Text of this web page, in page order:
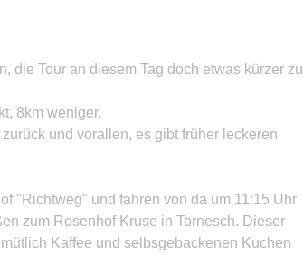
die Tour an diesem Tag doch etwas kürzer zu
8km weniger.
und vorallen, es gibt früher leckeren
"Richtweg" und fahren von da um 11:15 Uhr
zum Rosenhof Kruse in Tornesch. Dieser
Kaffee und selbsgebackenen Kuchen